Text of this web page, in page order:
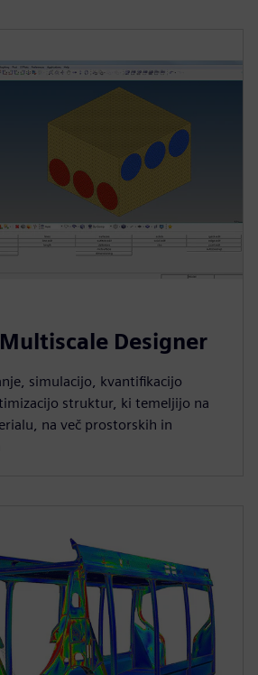
Designer
simulacijo, kvantifikacijo
struktur, ki temeljijo na
na več prostorskih in